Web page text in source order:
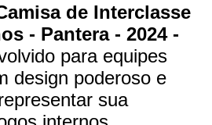
de Interclasse
- Pantera - 2024 -
para equipes
design poderoso e
sua